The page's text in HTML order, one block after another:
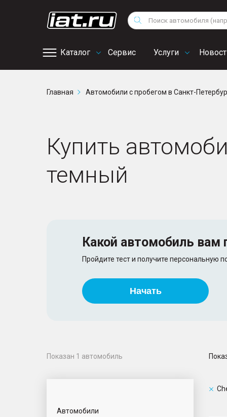
Поиск
Каталог Сервис
сервис
Услуги
Снегоходы
Квадроциклы
Главная Автомобили с пробегом в Санкт-
Купить
темный
Какой автомобиль вам
Пройдите тест и получите персональную
Начать
Показан 1 автомобиль
Автомобили